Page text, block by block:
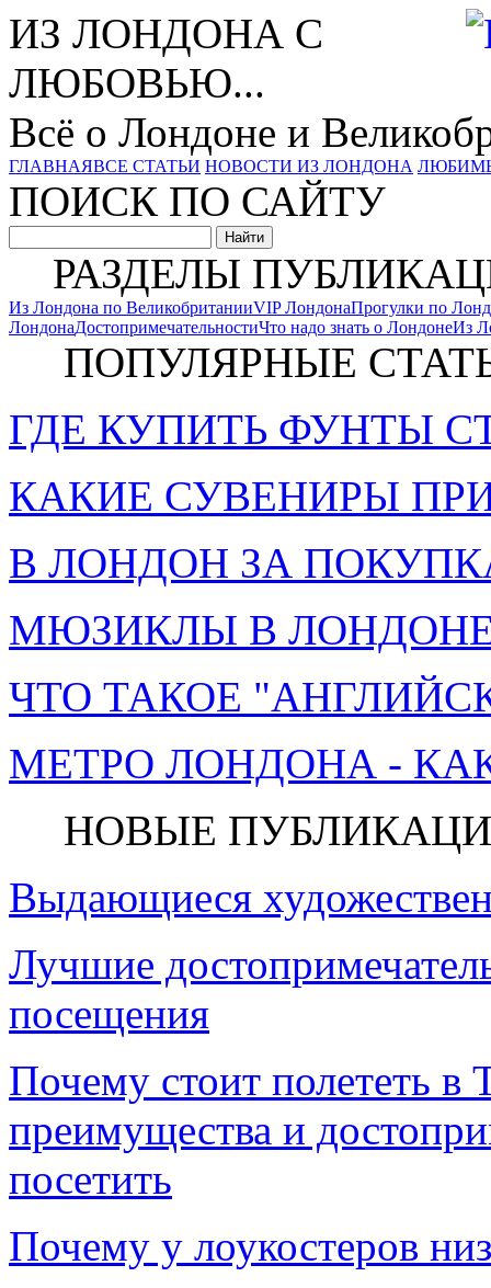
ИЗ ЛОНДОНА С
ЛЮБОВЬЮ...
Всё о Лондоне и
ГЛАВНАЯВСЕ СТАТЬИ НОВОСТИ ИЗ ЛОНДОНА
ПОИСК ПО САЙТУ
РАЗДЕЛЫ
Из Лондона по ВеликобританииVIP ЛондонаПрогулки по
ЛондонаДостопримечательностиЧто надо знать о ЛондонеИз
ПОПУЛЯРНЫЕ
ГДЕ КУПИТЬ ФУНТЫ
КАКИЕ СУВЕНИРЫ
В ЛОНДОН ЗА
МЮЗИКЛЫ В ЛОНДОНЕ
ЧТО ТАКОЕ
МЕТРО ЛОНДОНА -
НОВЫЕ
Выдающиеся
Лучшие
посещения
Почему стоит полететь в
преимущества и
посетить
Почему у лоукостеров